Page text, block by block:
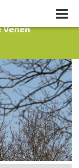
Venen
Volgend uur